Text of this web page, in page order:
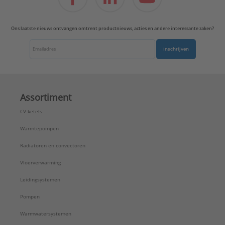
Ons laatste nieuws ontvangen omtrent productnieuws, acties en andere interessante zaken?
Inschrijven
Assortiment
CV-ketels
Warmtepompen
Radiatoren en convectoren
Vloerverwarming
Leidingsystemen
Pompen
Warmwatersystemen